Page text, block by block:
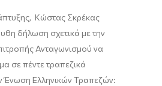
Κώστας Σκρέκας
δήλωση σχετικά με την
Ανταγωνισμού να
σε πέντε τραπεζικά
Ένωση Ελληνικών Τραπεζών: